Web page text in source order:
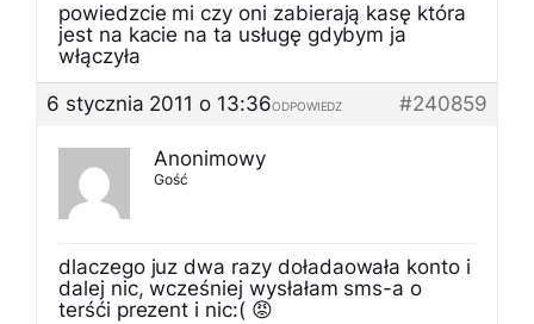
powiedzcie mi czy oni zabierają kasę która
jest na kacie na ta usługę gdybym ja
włączyła
6 stycznia 2011 o 13:36
#240859
ODPOWIEDZ
Anonimowy
Gość
dlaczego juz dwa razy doładaowała konto i
dalej nic, wcześniej wysłałam sms-a o
terśći prezent i nic:( 😡